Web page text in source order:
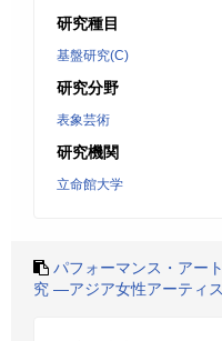
研究種目
基盤研究(C)
研究分野
表象芸術
研究機関
立命館大学
パフォーマンス・アー
究 ―アジア女性アーティ